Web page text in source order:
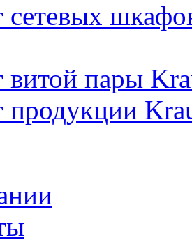
сетевых
витой пары
продукции